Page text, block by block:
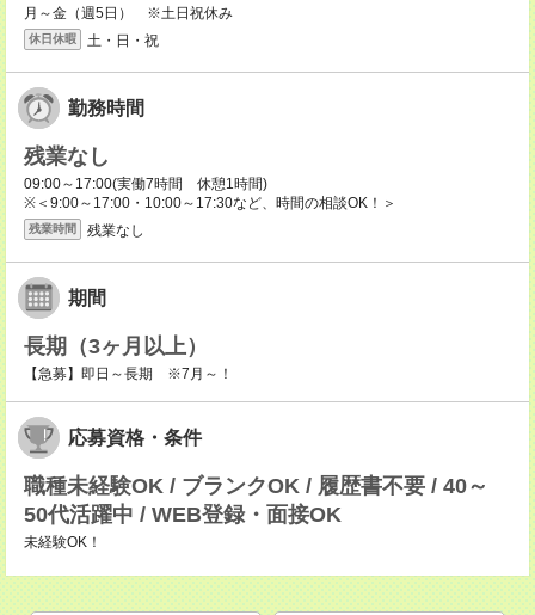
月～金（週5日） ※土日祝休み
休日休暇 土・日・祝
勤務時間
残業なし
09:00～17:00(実働7時間 休憩1時間)
※＜9:00～17:00・10:00～17:30など、時間の相談OK！＞
残業時間 残業なし
期間
長期（3ヶ月以上）
【急募】即日～長期 ※7月～！
応募資格・条件
職種未経験OK / ブランクOK / 履歴書不要 / 40～
50代活躍中 / WEB登録・面接OK
未経験OK！